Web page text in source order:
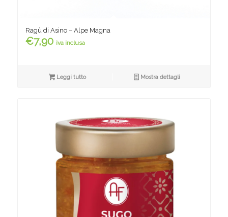
Ragù di Asino – Alpe Magna
€7,90 iva inclusa
Leggi tutto Mostra dettagli